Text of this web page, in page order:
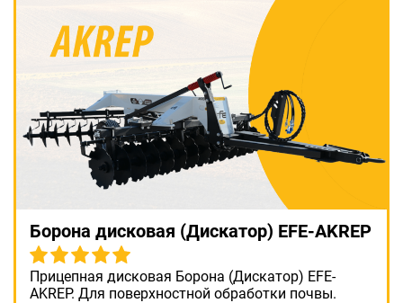
Борона дисковая (Дискатор) EFE-AKREP
Прицепная дисковая Борона (Дискатор) EFE-
AKREP. Для поверхностной обработки почвы.